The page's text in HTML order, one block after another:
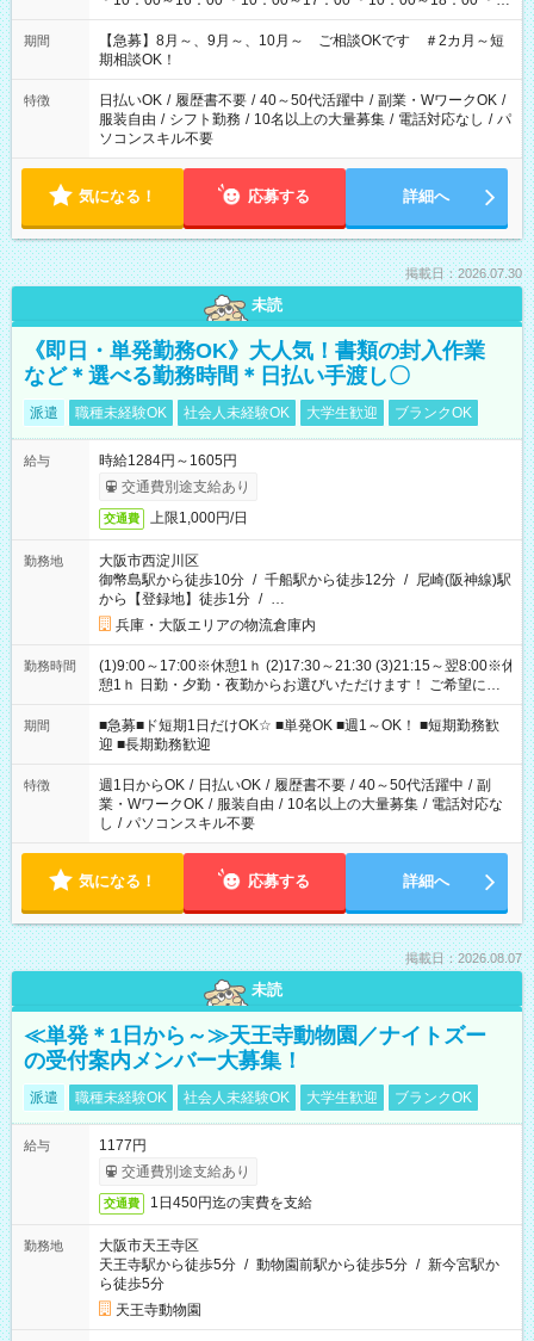
11：00～19：00 ＊12：00～19：00 ＊13：00～19：00
期間
【急募】8月～、9月～、10月～ ご相談OKです ＃2カ月～短
期相談OK！
特徴 日払いOK / 履歴書不要 / 40～50代活躍中 / 副業・WワークOK /
服装自由 / シフト勤務 / 10名以上の大量募集 / 電話対応なし / パ
ソコンスキル不要
気になる！ 応募する 詳細へ
掲載日：2026.07.30
未読
《即日・単発勤務OK》大人気！書類の封入作業
など＊選べる勤務時間＊日払い手渡し〇
派遣 職種未経験OK 社会人未経験OK 大学生歓迎 ブランクOK
給与
時給1284円～1605円
交通費別途支給あり
交通費 上限1,000円/日
勤務地
大阪市西淀川区
御幣島駅から徒歩10分 / 千船駅から徒歩12分 / 尼崎(阪神線)駅
から【登録地】徒歩1分 / …
兵庫・大阪エリアの物流倉庫内
勤務時間
(1)9:00～17:00※休憩1ｈ (2)17:30～21:30 (3)21:15～翌8:00※休
憩1ｈ 日勤・夕勤・夜勤からお選びいただけます！ ご希望に合
わせて働けるお仕事です(*^^*) 【その他選べる勤務時間】 8-17
時/9-17時/9-18時/10-18時/11-21時/18-22時/20-翌4時/21-翌5
時/22-翌6時/0-翌8時 ご自身のご都合で選んで頂ける完全自由シ
フト！
期間
■急募■ド短期1日だけOK☆ ■単発OK ■週1～OK！ ■短期勤務歓
迎 ■長期勤務歓迎
特徴 週1日からOK / 日払いOK / 履歴書不要 / 40～50代活躍中 / 副
業・WワークOK / 服装自由 / 10名以上の大量募集 / 電話対応な
し / パソコンスキル不要
気になる！ 応募する 詳細へ
掲載日：2026.08.07
未読
≪単発＊1日から～≫天王寺動物園／ナイトズー
の受付案内メンバー大募集！
派遣 職種未経験OK 社会人未経験OK 大学生歓迎 ブランクOK
給与
1177円
交通費別途支給あり
交通費 1日450円迄の実費を支給
勤務地
大阪市天王寺区
天王寺駅から徒歩5分 / 動物園前駅から徒歩5分 / 新今宮駅か
ら徒歩5分
天王寺動物園